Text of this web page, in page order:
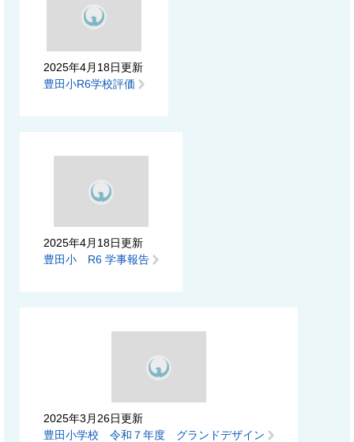
2025年4月18日更新
豊田小R6学校評価
2025年4月18日更新
豊田小 R6 学事報告
2025年3月26日更新
豊田小学校 令和７年度 グランドデザイン